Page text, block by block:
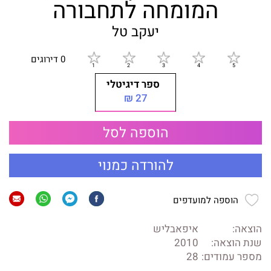
המומחה לתחבורה
יעקב טל
0 דירוגים
ספר דיגיטלי
27 ₪
הוספה לסל
להורדה כמנוי
הוספה למועדפים
הוצאה:
איפאבליש
שנת הוצאה:
2010
מספר עמודים: 28